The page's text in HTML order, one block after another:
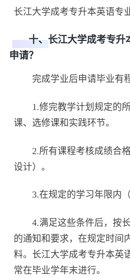
长江大学成考专升本英语专
十、长江大学成考专升
申请？
完成学业后申请毕业有程
1.修完教学计划规定的所
课、选修课和实践环节。
2.所有课程考核成绩合格
设计）。
3.在规定的学习年限内（
4.满足这些条件后，按长
的通知和要求，在规定时间
料。长江大学成考专升本英
常在毕业学年末进行。